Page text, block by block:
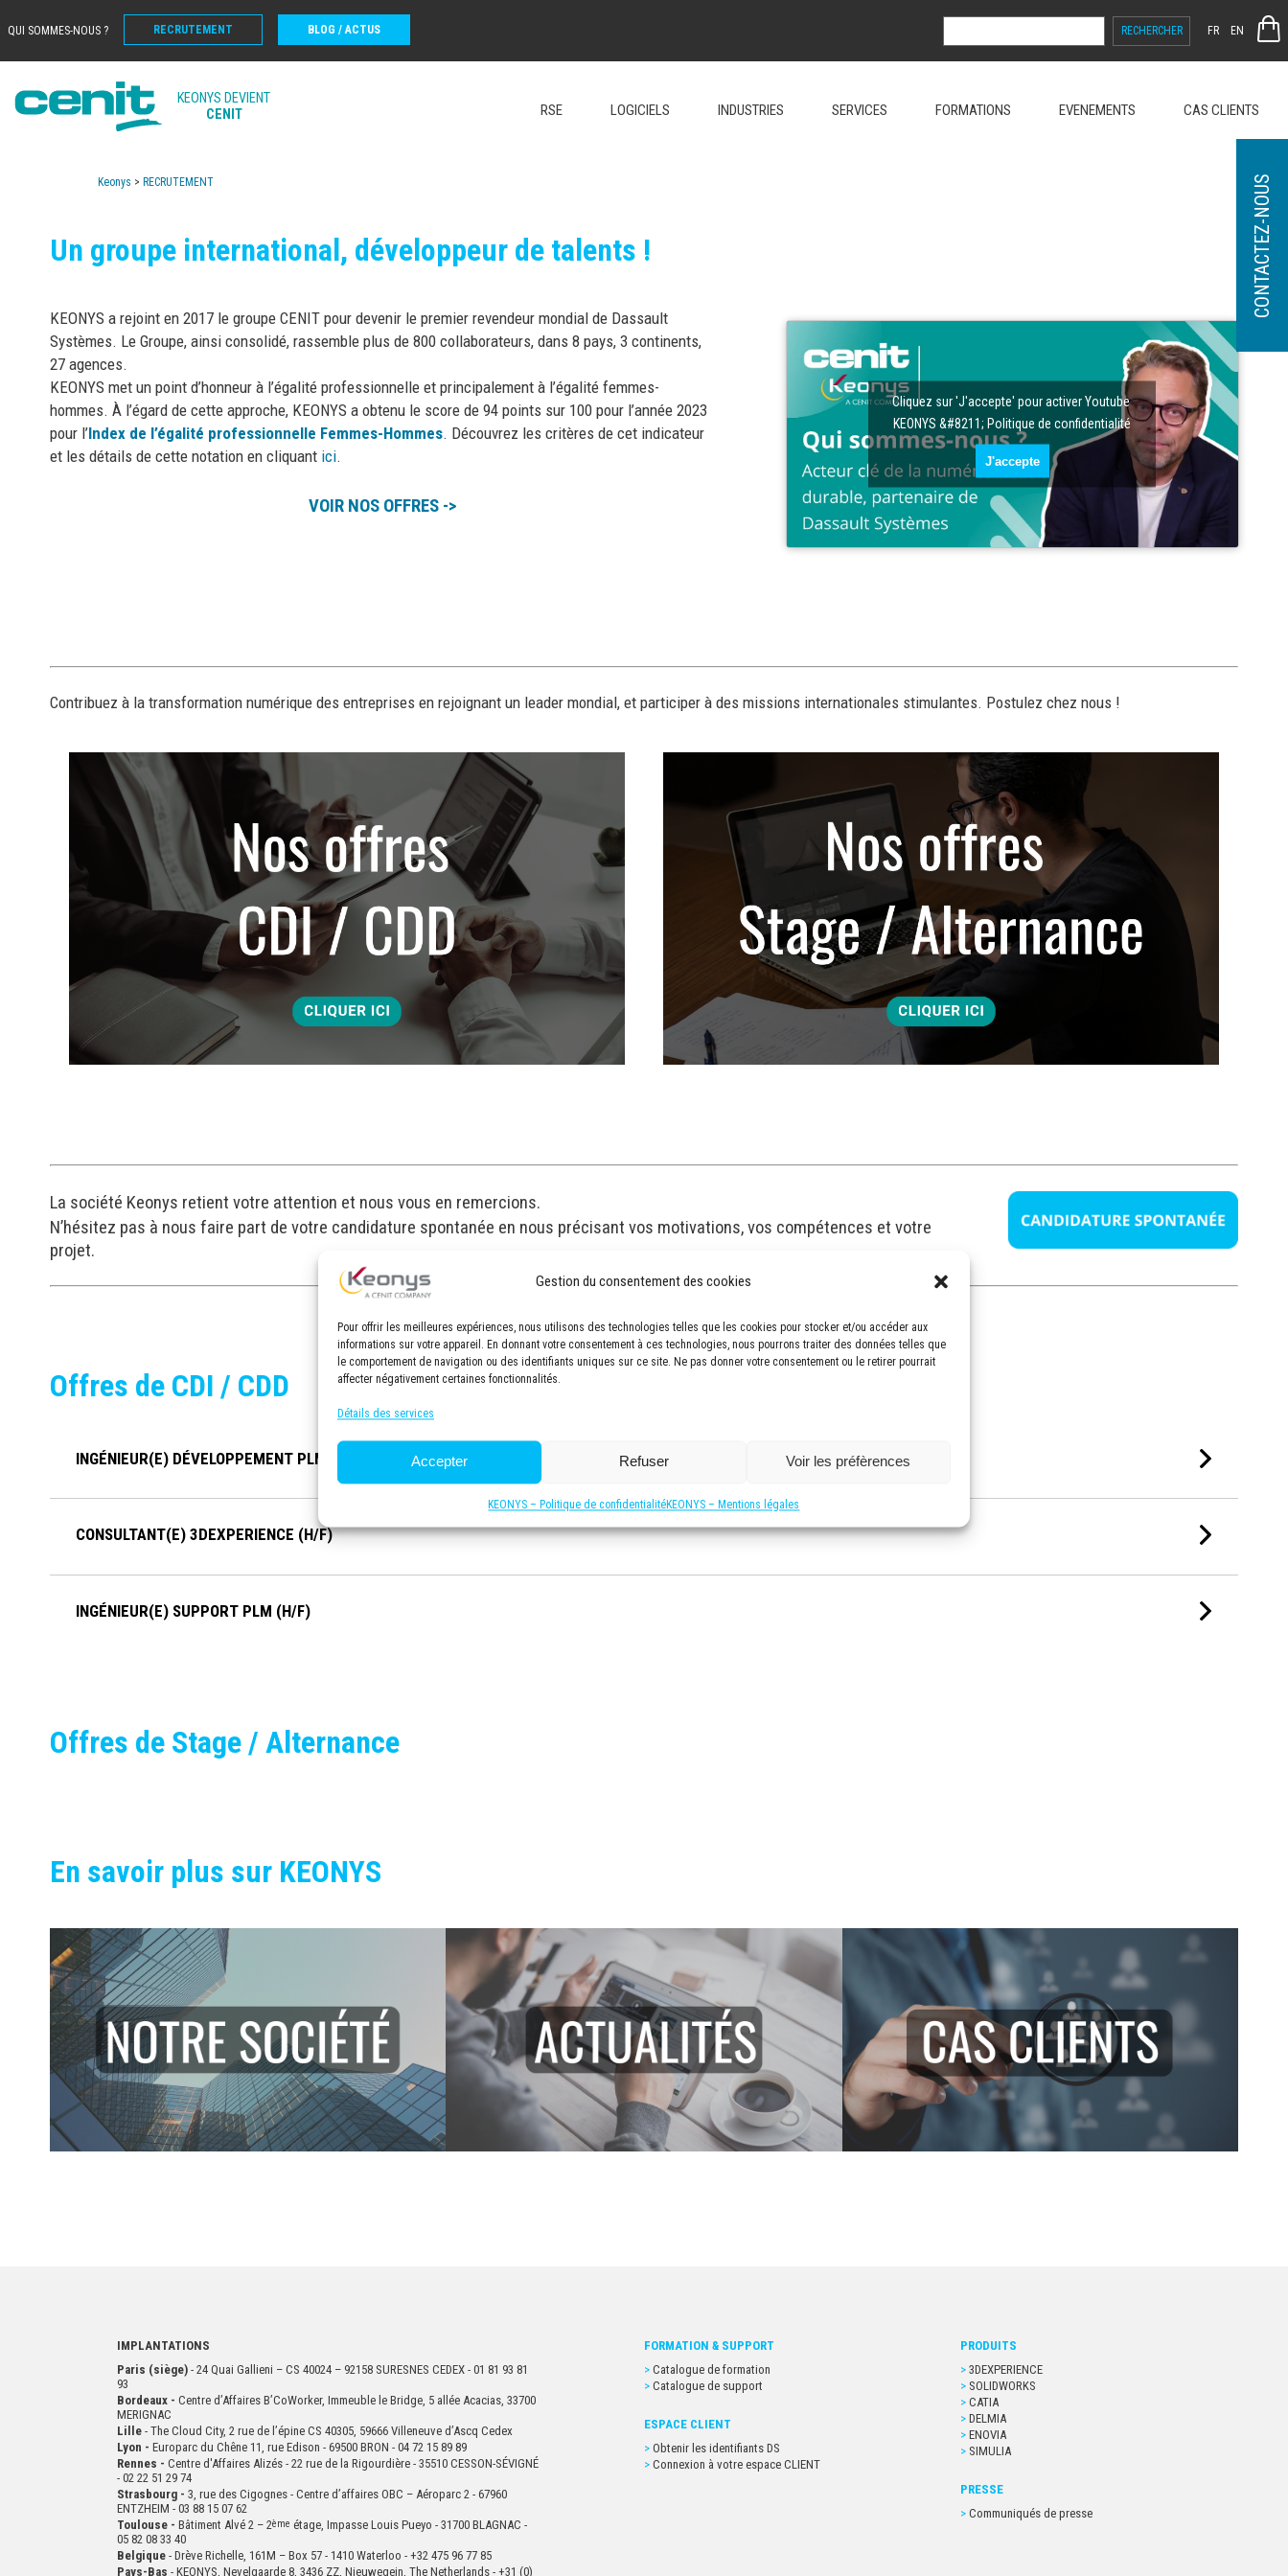
Gestion du consentement des cookies
Pour offrir les meilleures expériences, nous utilisons des technologies telles que les cookies pour stocker et/ou accéder aux
informations sur votre appareil. En donnant votre consentement à ces technologies, nous pourrons traiter des données telles que
le comportement de navigation ou des identifiants uniques sur ce site. Ne pas donner votre consentement ou le retirer pourrait
affecter négativement certaines fonctionnalités.
Détails des services
Accepter Refuser Voir les préfèrences
KEONYS – Politique de confidentialitéKEONYS – Mentions légales
QUI SOMMES-NOUS ? RECRUTEMENT BLOG / ACTUS
RECHERCHER :
FR EN
KEONYS DEVIENT
CENIT
RSE LOGICIELS INDUSTRIES SERVICES FORMATIONS EVENEMENTS CAS CLIENTS
CONTACTEZ-NOUS
Keonys > RECRUTEMENT
Un groupe international, développeur de talents !
KEONYS a rejoint en 2017 le groupe CENIT pour devenir le premier revendeur mondial de Dassault
Systèmes. Le Groupe, ainsi consolidé, rassemble plus de 800 collaborateurs, dans 8 pays, 3 continents,
27 agences.
KEONYS met un point d’honneur à l’égalité professionnelle et principalement à l’égalité femmes-
hommes. À l’égard de cette approche, KEONYS a obtenu le score de 94 points sur 100 pour l’année 2023
pour l’Index de l’égalité professionnelle Femmes-Hommes. Découvrez les critères de cet indicateur
et les détails de cette notation en cliquant ici.
VOIR NOS OFFRES ->
Cliquez sur 'J'accepte' pour activer Youtube
KEONYS &#8211; Politique de confidentialité
J'accepte
Contribuez à la transformation numérique des entreprises en rejoignant un leader mondial, et participer à des missions internationales stimulantes. Postulez chez nous !
La société Keonys retient votre attention et nous vous en remercions.
N’hésitez pas à nous faire part de votre candidature spontanée en nous précisant vos motivations, vos compétences et votre
projet.
Offres de CDI / CDD
INGÉNIEUR(E) DÉVELOPPEMENT PLM (H/F)
CONSULTANT(E) 3DEXPERIENCE (H/F)
INGÉNIEUR(E) SUPPORT PLM (H/F)
Offres de Stage / Alternance
En savoir plus sur KEONYS
IMPLANTATIONS
Paris (siège) - 24 Quai Gallieni – CS 40024 – 92158 SURESNES CEDEX - 01 81 93 81
93
Bordeaux - Centre d’Affaires B’CoWorker, Immeuble le Bridge, 5 allée Acacias, 33700
MERIGNAC
Lille - The Cloud City, 2 rue de l’épine CS 40305, 59666 Villeneuve d’Ascq Cedex
Lyon - Europarc du Chêne 11, rue Edison - 69500 BRON - 04 72 15 89 89
Rennes - Centre d'Affaires Alizés - 22 rue de la Rigourdière - 35510 CESSON-SÉVIGNÉ
- 02 22 51 29 74
Strasbourg - 3, rue des Cigognes - Centre d’affaires OBC – Aéroparc 2 - 67960
ENTZHEIM - 03 88 15 07 62
Toulouse - Bâtiment Alvé 2 – 2ème étage, Impasse Louis Pueyo - 31700 BLAGNAC -
05 82 08 33 40
Belgique - Drève Richelle, 161M – Box 57 - 1410 Waterloo - +32 475 96 77 85
Pays-Bas - KEONYS, Nevelgaarde 8, 3436 ZZ, Nieuwegein, The Netherlands - +31 (0)
FORMATION & SUPPORT
Catalogue de formation
Catalogue de support
ESPACE CLIENT
Obtenir les identifiants DS
Connexion à votre espace CLIENT
PRODUITS
3DEXPERIENCE
SOLIDWORKS
CATIA
DELMIA
ENOVIA
SIMULIA
PRESSE
Communiqués de presse